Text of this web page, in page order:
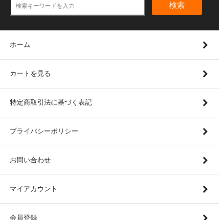
検索
ホーム
カートを見る
特定商取引法に基づく表記
プライバシーポリシー
お問い合わせ
マイアカウント
会員登録